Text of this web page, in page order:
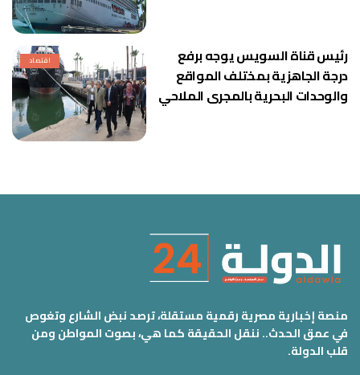
اقتصاد
رئيس قناة السويس يوجه برفع
درجة الجاهزية بمختلف المواقع
والوحدات البحرية بالمجرى الملاحي
منصة إخبارية مصرية رقمية مستقلة، ترصد نبض الشارع وتغوص
في عمق الحدث.. ننقل الحقيقة كما هي، بصوت المواطن ومن
قلب الدولة.